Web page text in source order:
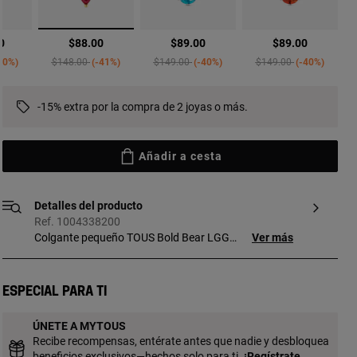
from
seleccionado
$88.00
Price reduced from
$148.00to-41%
$89.00
Price reduced from
$149.00to-40%
$89.00
Price reduced from
$149.00to-40%
-15% extra por la compra de 2 joyas o más.
Añadir a cesta
Detalles del producto
Ref. 1004338200
Colgante pequeño TOUS Bold Bear LGG
laboratorio. Tamaño motivo: 19 mm. Este
fabricada con plata de primera ley con
baño de oro de 18 a 23 kt y 3 micras de
espesor. Esta calidad garantiza una
Ver más
Especial para ti
ÚNETE A MYTOUS
Recibe recompensas, entérate antes que nadie y desbloquea